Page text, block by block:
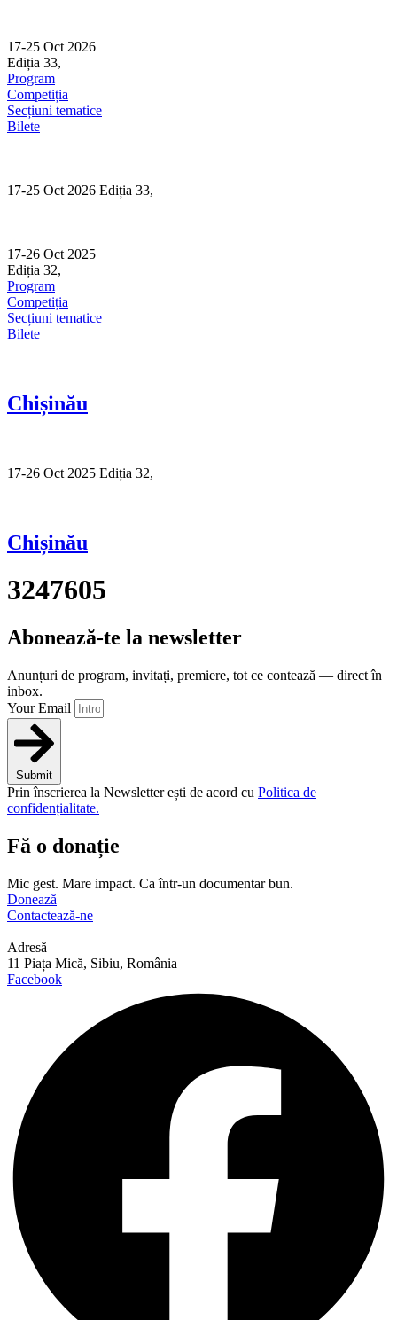
content
17-25 Oct 2026
Ediția 33,
Program
Competiția
Secțiuni tematice
Bilete
17-25 Oct 2026 Ediția 33,
17-26 Oct 2025
Ediția 32,
Program
Competiția
Secțiuni tematice
Bilete
Chișinău
17-26 Oct 2025 Ediția 32,
Chișinău
3247605
Abonează-te la newsletter
Anunțuri de program, invitați, premiere, tot ce contează — direct în
inbox.
Your Email
Submit
Prin înscrierea la Newsletter ești de acord cu Politica de
confidențialitate.
Fă o donație
Mic gest. Mare impact. Ca într-un documentar bun.
Donează
Contactează-ne
Adresă
11 Piața Mică, Sibiu, România
Facebook